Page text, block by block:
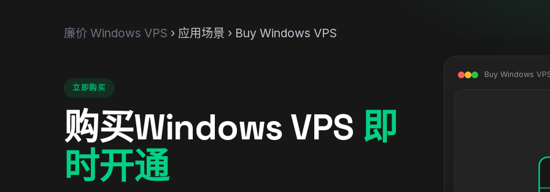
廉价 Windows VPS › 应用场景 › Buy Windows VPS
立即购买
购买Windows VPS 即
时开通
Buy Windows